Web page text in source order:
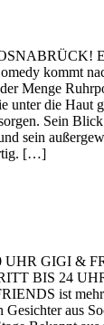
kommt
Menge
unter die Haut
Sein
sein
[…]
UHR GIGI &
BIS 24
ist
Gesichter aus